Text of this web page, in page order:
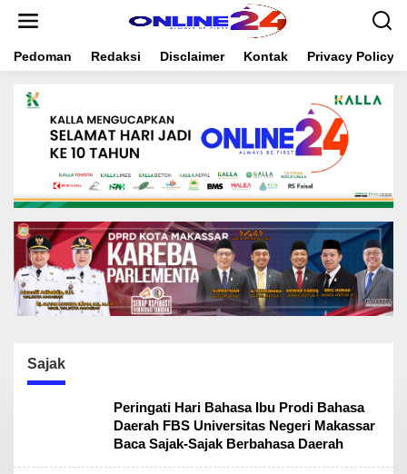
t
Pedoman Redaksi Disclaimer Kontak Privacy Policy
Sajak
Peringati Hari Bahasa Ibu Prodi Bahasa
Daerah FBS Universitas Negeri Makassar
Baca Sajak-Sajak Berbahasa Daerah